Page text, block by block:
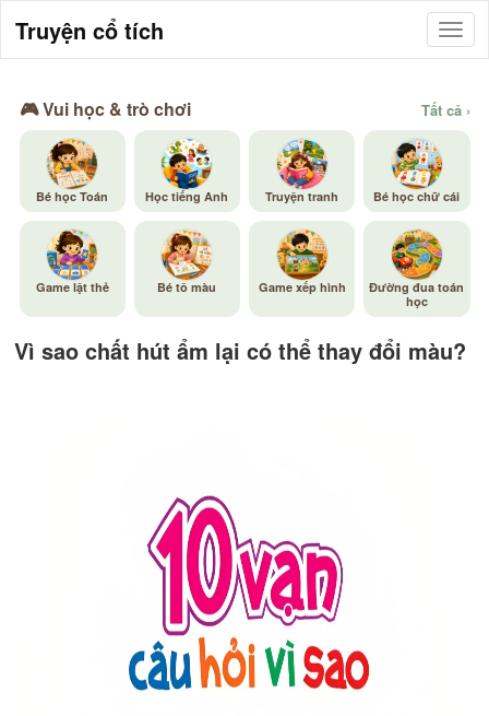
Truyện cổ tích
🎮 Vui học & trò chơi Tất cả ›
Bé học Toán Học tiếng Anh Truyện tranh Bé học chữ cái
Game lật thẻ Bé tô màu Game xếp hình
Đường đua toán
học
Vì sao chất hút ẩm lại có thể thay đổi màu?